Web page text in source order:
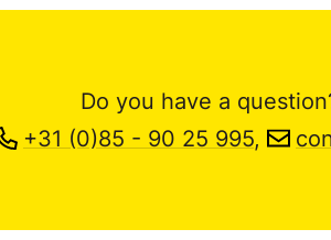
Do you have a
+31 (0)85 - 90 25 995,